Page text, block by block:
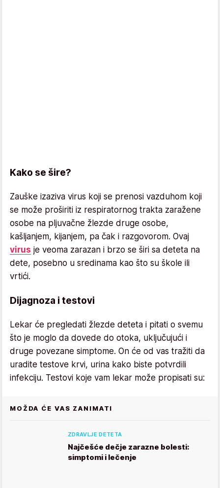
Kako se šire?
Zauške izaziva virus koji se prenosi vazduhom koji
se može proširiti iz respiratornog trakta zaražene
osobe na pljuvačne žlezde druge osobe,
kašljanjem, kijanjem, pa čak i razgovorom. Ovaj
virus je veoma zarazan i brzo se širi sa deteta na
dete, posebno u sredinama kao što su škole ili
vrtići.
Dijagnoza i testovi
Lekar će pregledati žlezde deteta i pitati o svemu
što je moglo da dovede do otoka, uključujući i
druge povezane simptome. On će od vas tražiti da
uradite testove krvi, urina kako biste potvrdili
infekciju. Testovi koje vam lekar može propisati su:
MOŽDA ĆE VAS ZANIMATI
ZDRAVLJE DETETA
Najčešće dečje zarazne bolesti:
simptomi i lečenje